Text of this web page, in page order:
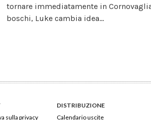
tornare immediatamente in
boschi, Luke cambia idea...
sulla privacy
DISTRIBUZIONE
Calendario uscite